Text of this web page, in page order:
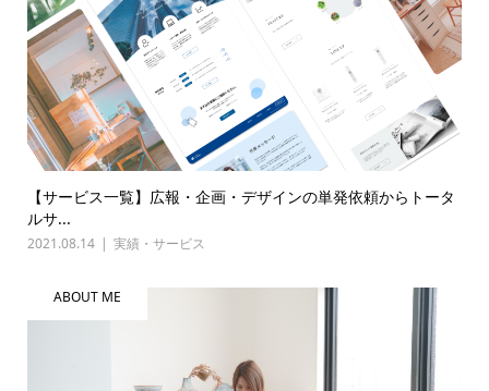
【サービス一覧】広報・企画・デザインの単発依頼からトータ
ルサ...
2021.08.14 実績・サービス
ABOUT ME